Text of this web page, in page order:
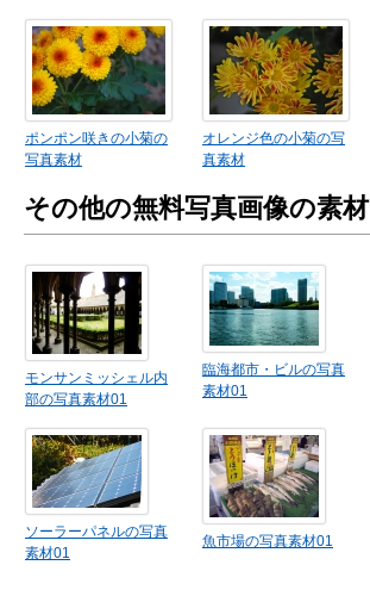
ポンポン咲きの小菊の
写真素材
オレンジ色の小菊の写
真素材
その他の無料写真画像の素材
モンサンミッシェル内
部の写真素材01
臨海都市・ビルの写真
素材01
ソーラーパネルの写真
素材01
魚市場の写真素材01